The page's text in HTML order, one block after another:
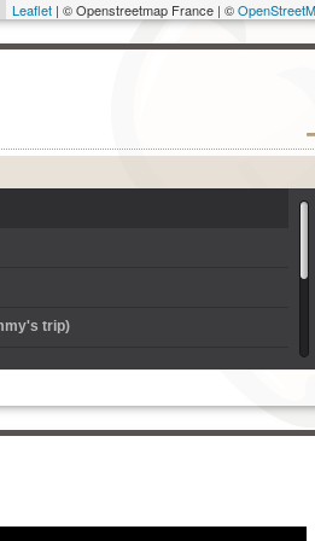
Leaflet| © Openstreetmap France | ©
trip)
- Forro de dois amigos